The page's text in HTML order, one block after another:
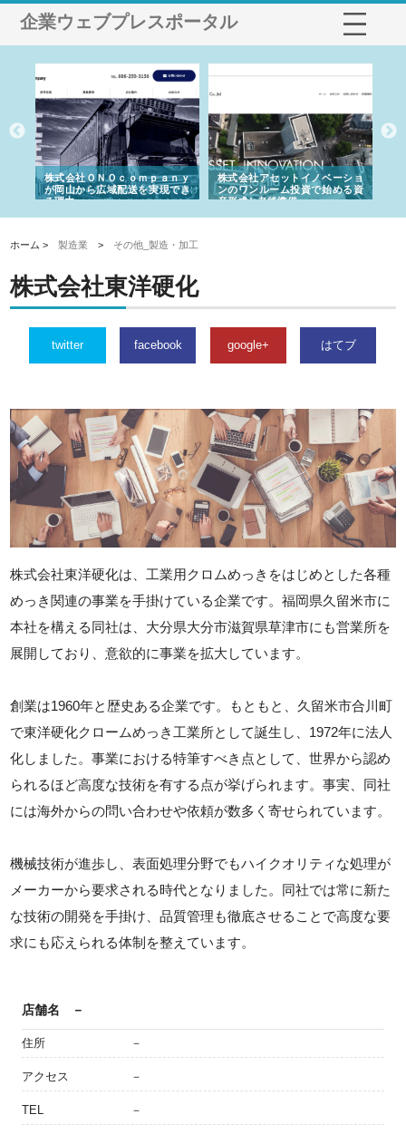
企業ウェブプレスポータル
株式会社ＯＮＯｃｏｍｐａｎｙ
が岡山から広域配送を実現でき
る理由
株式会社アセットイノベーショ
ンのワンルーム投資で始める資
産形成と老後準備
ホーム >製造業 > その他_製造・加工
株式会社東洋硬化
twitter facebook google+ はてブ
株式会社東洋硬化は、工業用クロムめっきをはじめとした各種
めっき関連の事業を手掛けている企業です。福岡県久留米市に
本社を構える同社は、大分県大分市滋賀県草津市にも営業所を
展開しており、意欲的に事業を拡大しています。
創業は1960年と歴史ある企業です。もともと、久留米市合川町
で東洋硬化クロームめっき工業所として誕生し、1972年に法人
化しました。事業における特筆すべき点として、世界から認め
られるほど高度な技術を有する点が挙げられます。事実、同社
には海外からの問い合わせや依頼が数多く寄せられています。
機械技術が進歩し、表面処理分野でもハイクオリティな処理が
メーカーから要求される時代となりました。同社では常に新た
な技術の開発を手掛け、品質管理も徹底させることで高度な要
求にも応えられる体制を整えています。
店舗名 －
住所 －
アクセス －
TEL －